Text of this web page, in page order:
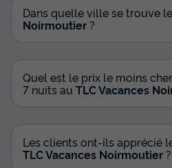
Dans quelle ville se trouve le
Noirmoutier ?
Quel est le prix le moins
7 nuits au TLC Vacances
Les clients ont-ils apprécié
TLC Vacances Noirmoutier ?